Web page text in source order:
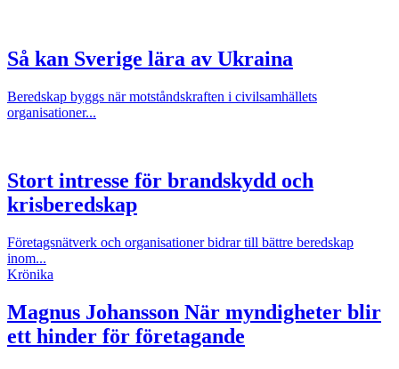
Så kan Sverige lära av Ukraina
Beredskap byggs när motståndskraften i civilsamhällets
organisationer...
Stort intresse för brandskydd och
krisberedskap
Företagsnätverk och organisationer bidrar till bättre beredskap
inom...
Krönika
Magnus Johansson När myndigheter blir
ett hinder för företagande